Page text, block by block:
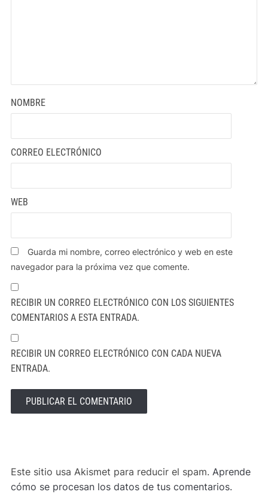
NOMBRE
CORREO ELECTRÓNICO
WEB
Guarda mi nombre, correo electrónico y web en este
navegador para la próxima vez que comente.
RECIBIR UN CORREO ELECTRÓNICO CON LOS SIGUIENTES
COMENTARIOS A ESTA ENTRADA.
RECIBIR UN CORREO ELECTRÓNICO CON CADA NUEVA
ENTRADA.
Este sitio usa Akismet para reducir el spam. Aprende
cómo se procesan los datos de tus comentarios.